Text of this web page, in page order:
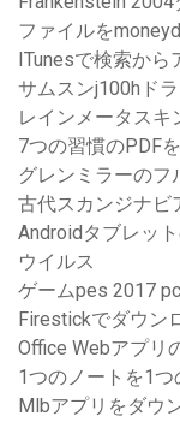
ファイルを
ITunesで検索か
サムスンj100hド
レインメータスキ
7つの習慣のPDF
グレンミラーのフ
古代スカンジナビ
Androidタブレッ
ウイルス
ゲームpes 2017
Firestickでダウン
Office Webアプリ
1つのノートを1
Mlbアプリをダウ